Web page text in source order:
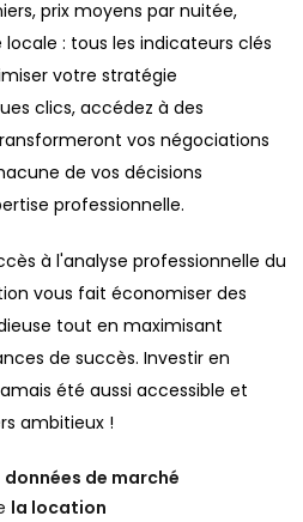
prix moyens par nuitée,
: tous les indicateurs clés
votre stratégie
clics, accédez à des
vos négociations
de vos décisions
professionnelle.
à l'analyse professionnelle du
vous fait économiser des
tout en maximisant
de succès. Investir en
été aussi accessible et
ambitieux !
données de marché
la location